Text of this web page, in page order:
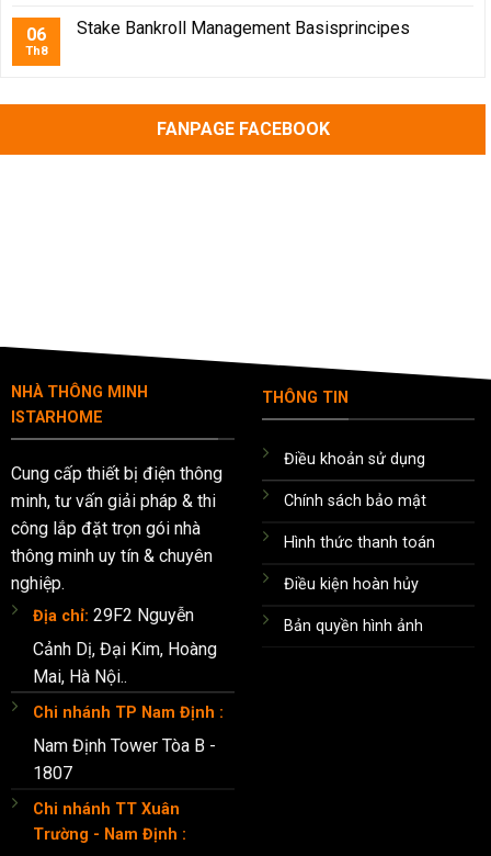
06
Th8
Stake Bankroll Management Basisprincipes
FANPAGE FACEBOOK
NHÀ THÔNG MINH
ISTARHOME
Cung cấp thiết bị điện thông
minh, tư vấn giải pháp & thi
công lắp đặt trọn gói nhà
thông minh uy tín & chuyên
nghiệp.
Địa chỉ: 29F2 Nguyễn
Cảnh Dị, Đại Kim, Hoàng
Mai, Hà Nội..
Chi nhánh TP Nam Định :
Nam Định Tower Tòa B -
1807
Chi nhánh TT Xuân
Trường - Nam Định :
THÔNG TIN
Điều khoản sử dụng
Chính sách bảo mật
Hình thức thanh toán
Điều kiện hoàn hủy
Bản quyền hình ảnh